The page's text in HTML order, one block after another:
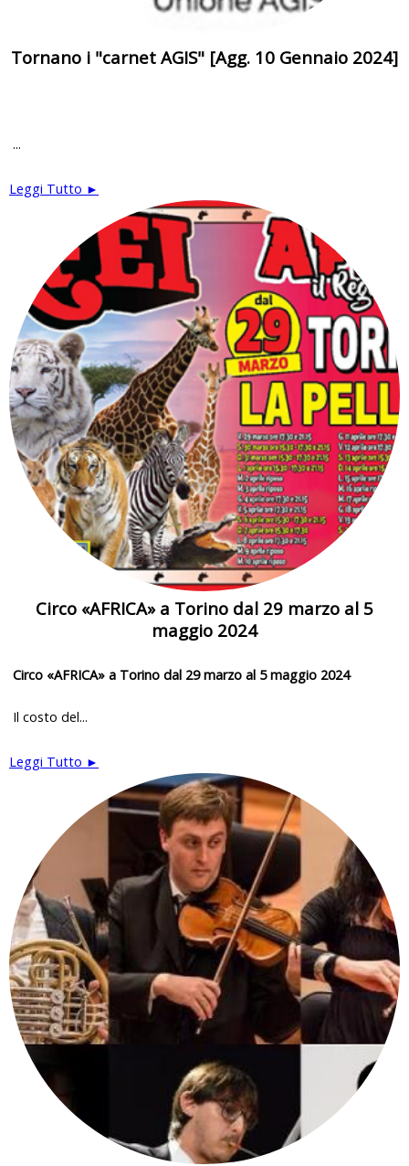
Tornano i "carnet AGIS" [Agg. 10 Gennaio 2024]
...
Leggi Tutto ►
Circo «AFRICA» a Torino dal 29 marzo al 5
maggio 2024
Circo «AFRICA» a Torino dal 29 marzo al 5 maggio 2024
Il costo del...
Leggi Tutto ►